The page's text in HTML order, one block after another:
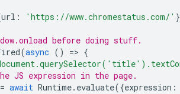
url : 'https://www.chromestatus.com/'
before doing stuff.
(async () => {
JS expression in the page.
= await Runtime. evaluate({expression :